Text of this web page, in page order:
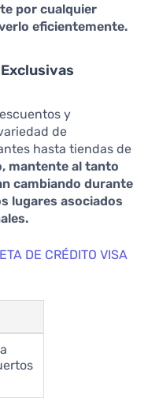
por cualquier
eficientemente.
y
de
hasta tiendas de
mantente al tanto
cambiando durante
lugares asociados
DE CRÉDITO VISA